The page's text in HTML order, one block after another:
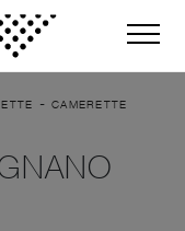
-CAMERETTE